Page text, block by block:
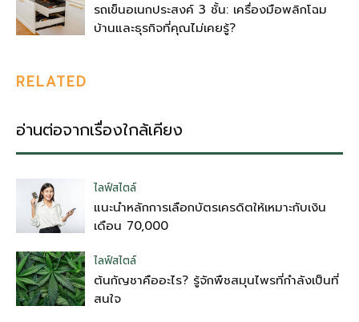
รถเข็นอเนกประสงค์ 3 ชั้น: เครื่องมือพลิกโฉม
บ้านและธุรกิจที่คุณไม่เคยรู้?
RELATED
อ่านต่อจากเรื่องใกล้เคียง
ไลฟ์สไตล์
แนะนำหลักการเลือกบัตรเครดิตให้เหมาะกับเงิน
เดือน 70,000
ไลฟ์สไตล์
ต้นกัญชาคืออะไร? รู้จักพืชสมุนไพรที่กำลังเป็นที่
สนใจ